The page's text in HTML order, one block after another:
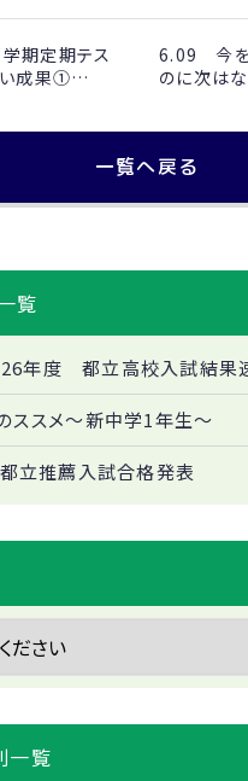
期定期テス
成果①…
6.09 今を
のに次は
一覧へ戻る
覧
年度 都立高校入試結果速
ススメ～新中学1年生～
立推薦入試合格発表
一覧